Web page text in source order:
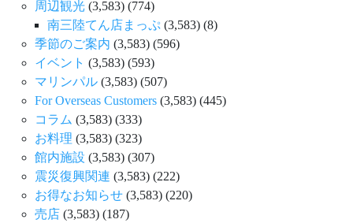
周辺観光 (3,583) (774)
南三陸てん店まっぷ (3,583) (8)
季節のご案内 (3,583) (596)
イベント (3,583) (593)
マリンパル (3,583) (507)
For Overseas Customers (3,583) (445)
コラム (3,583) (333)
お料理 (3,583) (323)
館内施設 (3,583) (307)
震災復興関連 (3,583) (222)
お得なお知らせ (3,583) (220)
売店 (3,583) (187)